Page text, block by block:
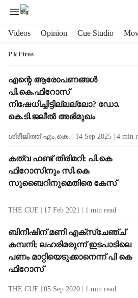
Videos Opinion Cue Studio
P k Firos
T
a
g
R
s
l
t
s
എന്റെ ആരോപണങ്ങള്‍
പി.കെ.ഫിറോസ്
നിഷേധിച്ചിട്ടില്ലല്ലോ? ഡോ.
കെ.ടി.ജലീല്‍ അഭിമുഖം
ശ്രീജിത്ത് എം.കെ. 14 Sep 2025 4 min
കത്വ ഫണ്ട് തിരിമറി: പി.കെ
ഫിറോസിനും സി.കെ
സുബൈറിനുമെതിരെ കേസ്
THE CUE 17 Feb 2021 1 min read
ബിനീഷിന് മണി എക്‌സ്‌ചേഞ്ച്
കമ്പനി; ലഹരിമരുന്ന് ഇടപാടിലെ
പണം മാറ്റിയെടുക്കാനെന്ന് പി കെ
ഫിറോസ്
THE CUE 05 Sep 2020 1 min read